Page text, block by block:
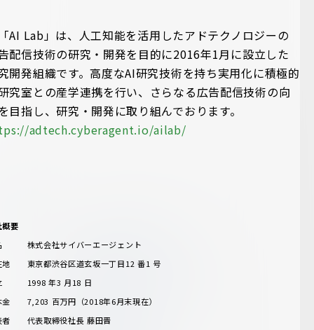
AI Lab」は、人工知能を活用したアドテクノロジーの
配信技術の研究・開発を目的に2016年1月に設立した
開発組織です。高度なAI研究技術を持ち実用化に積極的
究室との産学連携を行い、さらなる広告配信技術の向
目指し、研究・開発に取り組んでおります。
adtech.cyberagent.io/ailab/
概要
株式会社サイバーエージェント
地 東京都渋谷区道玄坂一丁目12 番1 号
1998 年3 月18 日
金 7,203 百万円（2018年6月末現在）
者 代表取締役社長 藤田晋